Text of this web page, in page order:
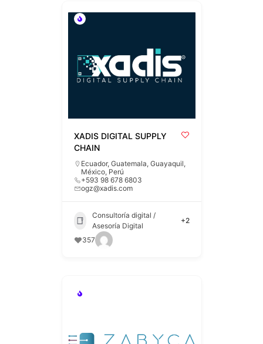
XADIS DIGITAL SUPPLY
CHAIN
Ecuador, Guatemala, Guayaquil,
México, Perú
+593 98 678 6803
ogz@xadis.com
Consultoría digital /
Asesoría Digital
+2
357